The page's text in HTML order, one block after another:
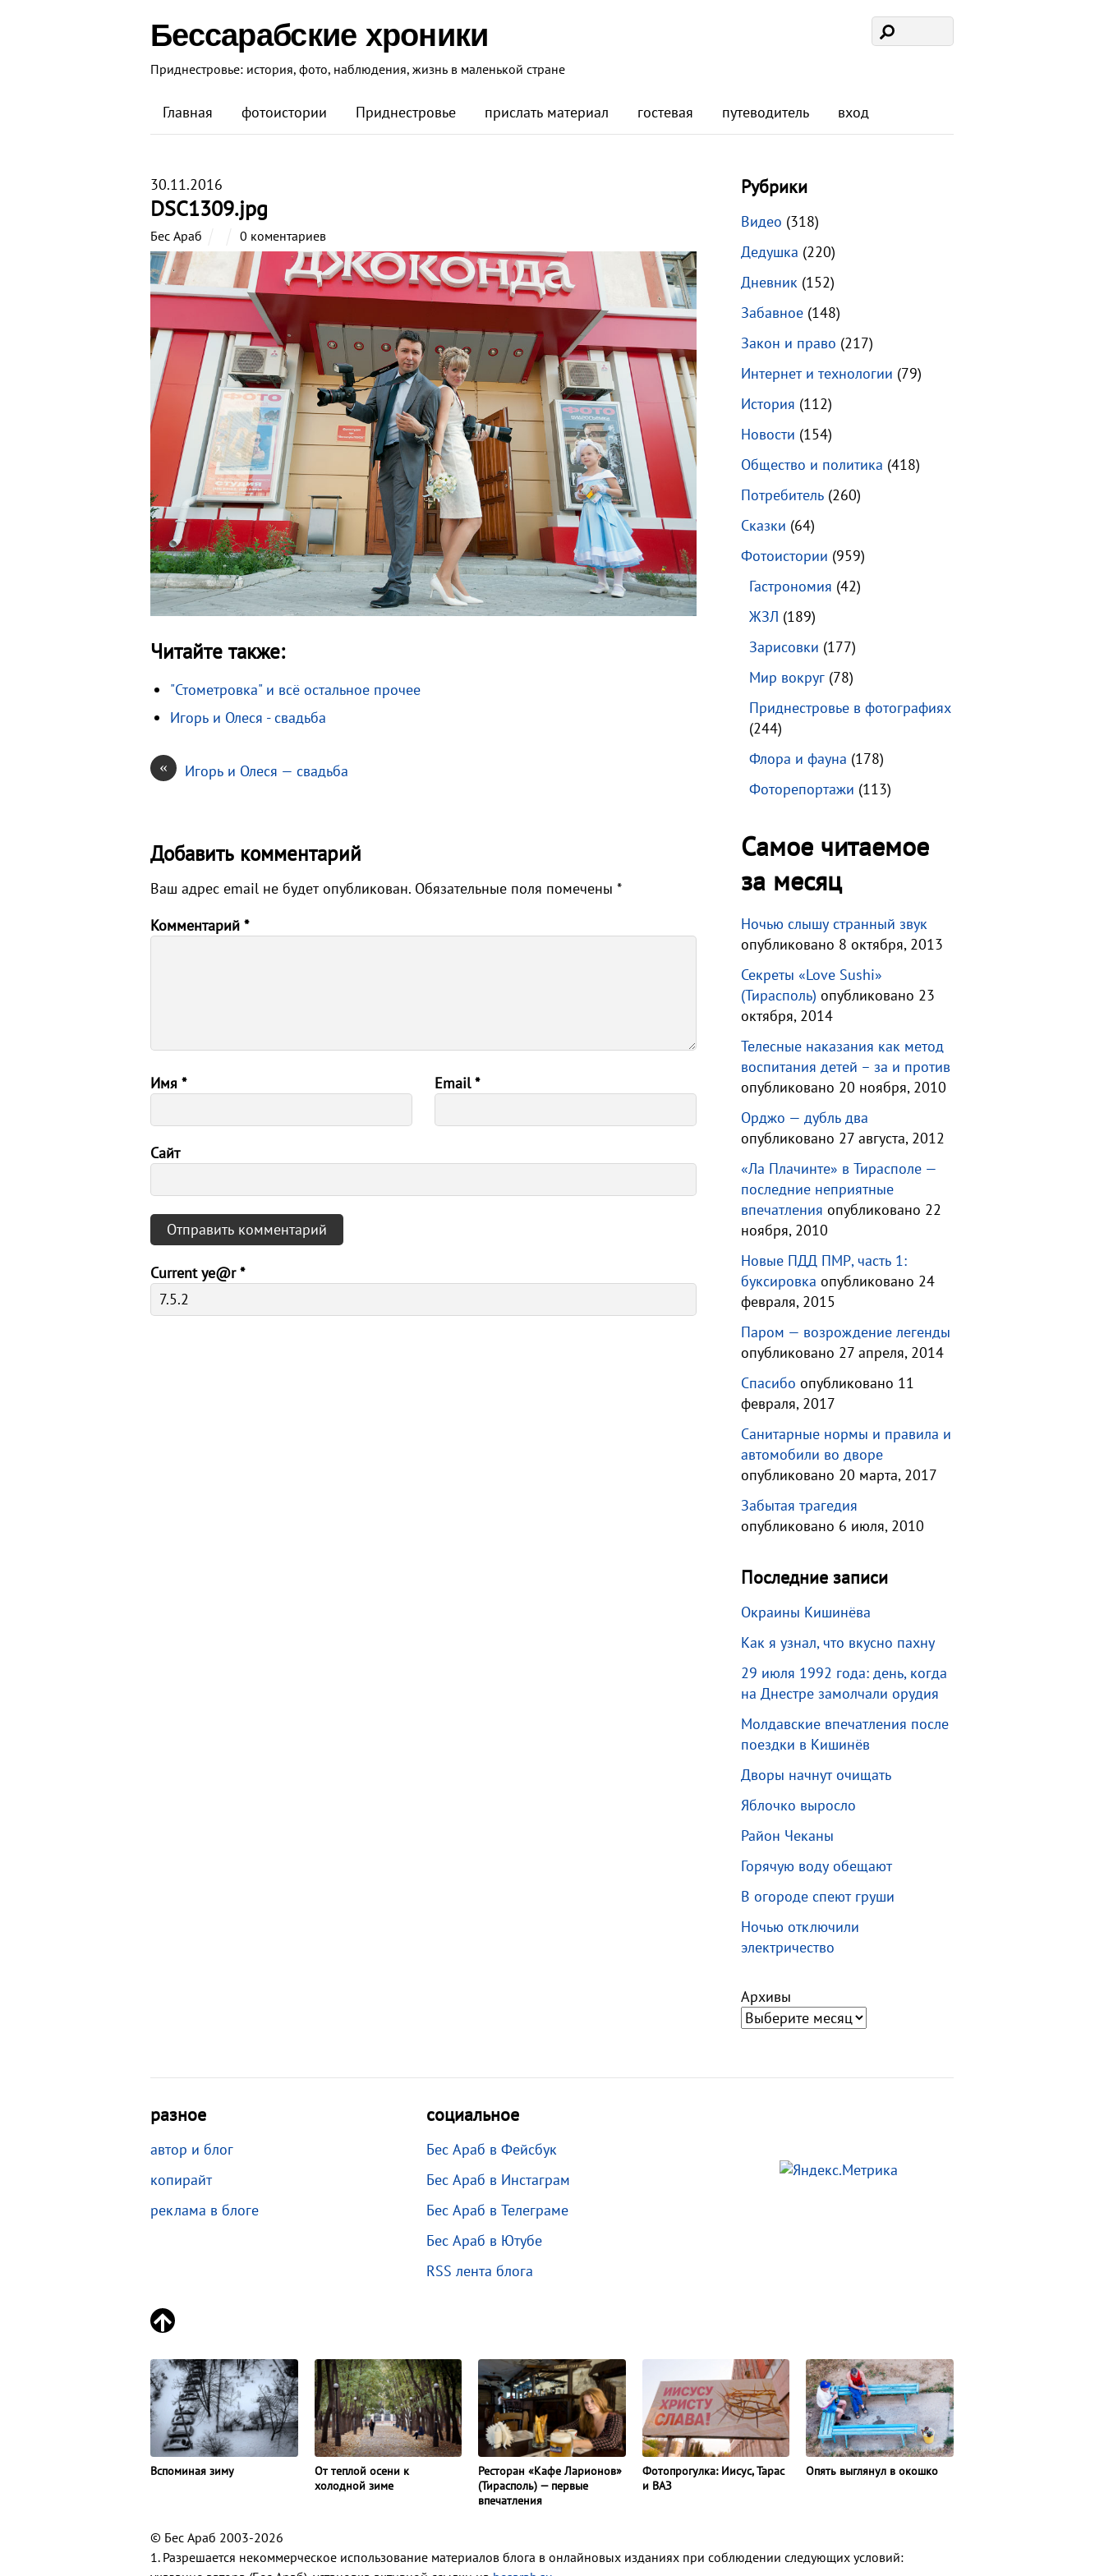
Бессарабские хроники
Приднестровье: история, фото, наблюдения, жизнь в маленькой стране
Главная фотоистории Приднестровье прислать материал гостевая путеводитель вход
30.11.2016
DSC1309.jpg
Бес Араб 0 коментариев
Читайте также:
"Стометровка" и всё остальное прочее
Игорь и Олеся - свадьба
« Игорь и Олеся — свадьба
Добавить комментарий
Ваш адрес email не будет опубликован. Обязательные поля помечены *
Комментарий *
Имя * Email*
Сайт
Current ye@r*
Рубрики
Видео (318)
Дедушка (220)
Дневник(152)
Забавное(148)
Закон и право (217)
Интернет и технологии (79)
История (112)
Новости (154)
Общество и политика (418)
Потребитель(260)
Сказки (64)
Фотоистории (959)
Гастрономия (42)
ЖЗЛ (189)
Зарисовки (177)
Мир вокруг(78)
Приднестровье в фотографиях
(244)
Флора и фауна (178)
Фоторепортажи (113)
Самое читаемое
за месяц
Ночью слышу странный звук
опубликовано 8 октября, 2013
Секреты «Love Sushi»
(Тирасполь) опубликовано 23
октября, 2014
Телесные наказания как метод
воспитания детей – за и против
опубликовано 20 ноября, 2010
Орджо — дубль два
опубликовано 27 августа, 2012
«Ла Плачинте» в Тирасполе —
последние неприятные
впечатления опубликовано 22
ноября, 2010
Новые ПДД ПМР, часть 1:
буксировка опубликовано 24
февраля, 2015
Паром — возрождение легенды
опубликовано 27 апреля, 2014
Спасибо опубликовано 11
февраля, 2017
Санитарные нормы и правила и
автомобили во дворе
опубликовано 20 марта, 2017
Забытая трагедия
опубликовано 6 июля, 2010
Последние записи
Окраины Кишинёва
Как я узнал, что вкусно пахну
29 июля 1992 года: день, когда
на Днестре замолчали орудия
Молдавские впечатления после
поездки в Кишинёв
Дворы начнут очищать
Яблочко выросло
Район Чеканы
Горячую воду обещают
В огороде спеют груши
Ночью отключили
электричество
Архивы
разное
автор и блог
копирайт
реклама в блоге
социальное
Бес Араб в Фейсбук
Бес Араб в Инстаграм
Бес Араб в Телеграме
Бес Араб в Ютубе
RSS лента блога
Вспоминая зиму
От теплой осени к
холодной зиме
Ресторан «Кафе Ларионов»
(Тирасполь) — первые
впечатления
Фотопрогулка: Иисус, Тарас
и ВАЗ
Опять выглянул в окошко
© Бес Араб 2003-2026
1. Разрешается некоммерческое использование материалов блога в онлайновых изданиях при соблюдении следующих условий: